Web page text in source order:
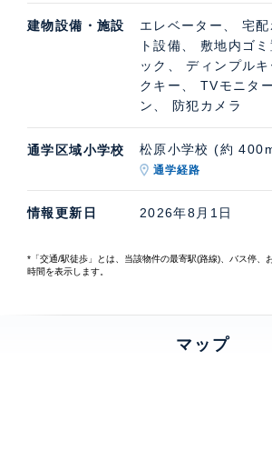
建物設備・施設
エレベーター、 宅
ト設備、 敷地内ゴ
ック、 ディンプル
クキー、 TVモニタ
ン、 防犯カメラ
通学区域小学校 松原小学校 (約
通学経路
情報更新日 2026年8月1日
*「交通/駅徒歩」とは、当該物件の最寄駅(路線)、バス停、
時間を表示します。
マップ